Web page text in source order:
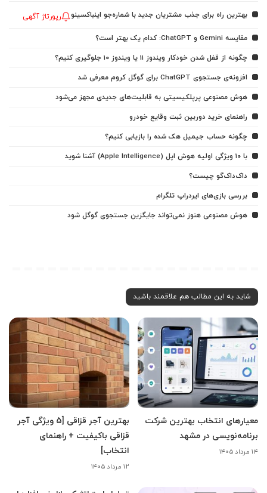
بهترین راه برای جذب مشتریان جدید با شماره‌جو اینباکسینو رپورتاژ آگهی
مقایسه Gemini و ChatGPT: کدام یک بهتر است؟
چگونه از قفل شدن خودکار ویندوز 11 یا ویندوز 10 جلوگیری کنیم؟
افزونه‌ی جستجوی ChatGPT برای گوگل کروم معرفی شد
هوش مصنوعی پرپلکیسیتی به قابلیت‌های جدیدی مجهز می‌شود
راهنمای خرید دوربین ثبت وقایع خودرو
چگونه حساب جیمیل هک شده را بازیابی کنیم؟
با ۱۰ ویژگی اولیه هوش اپل (Apple Intelligence) آشنا شوید
داک‌داک‌گو چیست؟
بررسی بازی‌های ایردراپ تلگرام
هوش مصنوعی هنوز نمی‌تواند جایگزین جستجوی گوگل شود
شاید به این مطالب هم علاقمند باشید
معیارهای انتخاب بهترین شرکت
برنامه‌نویسی در مشهد
۱۴ مرداد ۱۴۰۵
بهترین آجر قزاقی [5 ویژگی آجر
قزاقی باکیفیت + راهنمای
انتخاب]
۱۲ مرداد ۱۴۰۵